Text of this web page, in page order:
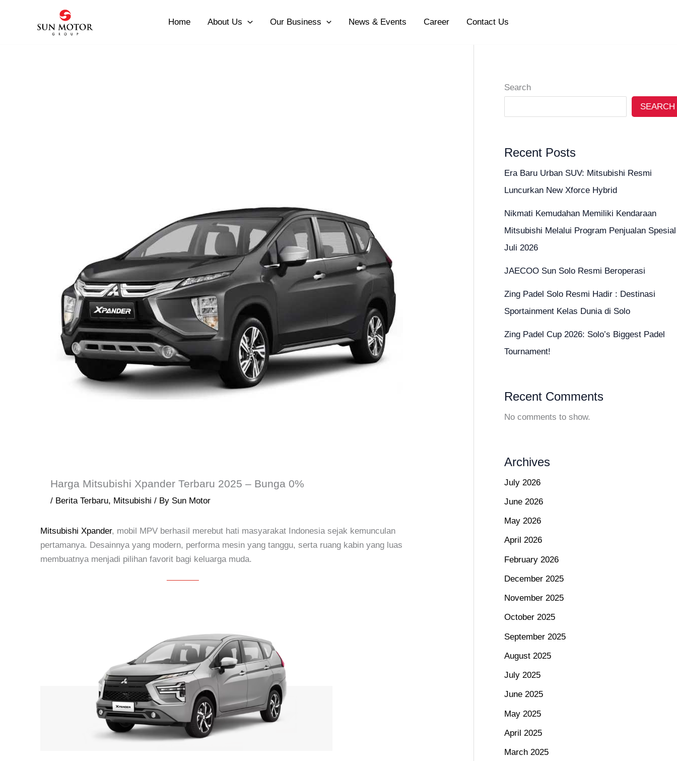
Home About Us Our Business News & Events Career Contact Us
Harga Mitsubishi Xpander Terbaru 2025 – Bunga 0%
/ Berita Terbaru, Mitsubishi / By Sun Motor
Mitsubishi Xpander, mobil MPV berhasil merebut hati masyarakat Indonesia sejak kemunculan
pertamanya. Desainnya yang modern, performa mesin yang tanggu, serta ruang kabin yang luas
membuatnya menjadi pilihan favorit bagi keluarga muda.
Search
SEARCH
Recent Posts
Era Baru Urban SUV: Mitsubishi Resmi
Luncurkan New Xforce Hybrid
Nikmati Kemudahan Memiliki Kendaraan
Mitsubishi Melalui Program Penjualan Spesial
Juli 2026
JAECOO Sun Solo Resmi Beroperasi
Zing Padel Solo Resmi Hadir : Destinasi
Sportainment Kelas Dunia di Solo
Zing Padel Cup 2026: Solo’s Biggest Padel
Tournament!
Recent Comments
No comments to show.
Archives
July 2026
June 2026
May 2026
April 2026
February 2026
December 2025
November 2025
October 2025
September 2025
August 2025
July 2025
June 2025
May 2025
April 2025
March 2025